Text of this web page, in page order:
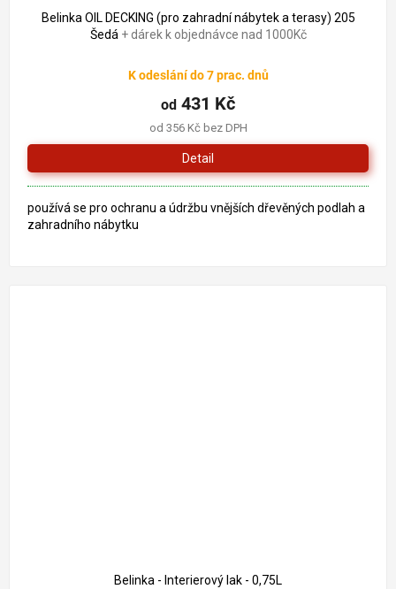
Belinka OIL DECKING (pro zahradní nábytek a terasy) 205
Šedá + dárek k objednávce nad 1000Kč
K odeslání do 7 prac. dnů
od 356 Kč bez DPH
od 431 Kč
Detail
používá se pro ochranu a údržbu vnějších dřevěných podlah a
zahradního nábytku
Belinka - Interierový lak - 0,75L